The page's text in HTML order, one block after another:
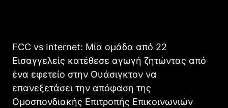
FCC vs Internet: Μία ομάδα από 22
Εισαγγελείς κατέθεσε αγωγή ζητώντας από
ένα εφετείο στην Ουάσιγκτον να
επανεξετάσει την απόφαση της
Ομοσπονδιακής Επιτροπής Επικοινωνιών